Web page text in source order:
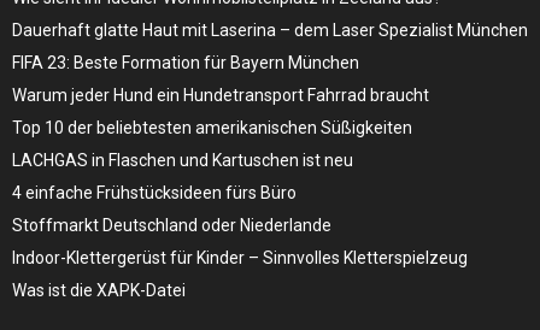
Dauerhaft glatte Haut mit Laserina – dem Laser Spezialist München
FIFA 23: Beste Formation für Bayern München
Warum jeder Hund ein Hundetransport Fahrrad braucht
Top 10 der beliebtesten amerikanischen Süßigkeiten
LACHGAS in Flaschen und Kartuschen ist neu
4 einfache Frühstücksideen fürs Büro
Stoffmarkt Deutschland oder Niederlande
Indoor-Klettergerüst für Kinder – Sinnvolles Kletterspielzeug
Was ist die XAPK-Datei